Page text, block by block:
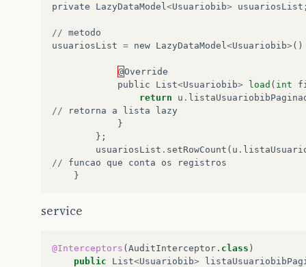
private
LazyDataModel<Usuariobib> usuariosList
// metodo
usuariosList = new LazyDataModel<Usuariobib> ()
@Override
public
List<Usuariobib> load ( int
return
u .
//
retorna a lista
lazy
}
};
usuariosList . setRowCount ( u .
//
funcao que conta os
registros
}
service
@Interceptors (AuditInterceptor . class )
public
List<Usuariobib>